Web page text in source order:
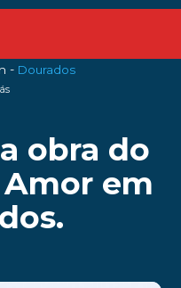
- Dourados
obra do
em